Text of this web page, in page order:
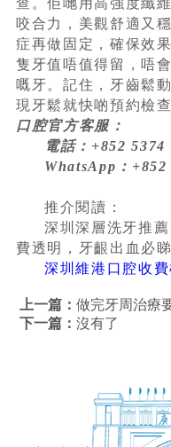
咬合力，美觀舒適又
症再做固定，確保效
隻牙值唔值得留，唔
嘅牙。記住，牙齒鬆
現牙鬆就快啲預約檢
口腔官方客服：
電話：+852
WhatsApp：
推介閱讀：
深圳深層洗牙推
費透明，牙齦出血必
深圳維港口腔收
上一篇：做完牙周治療要幾
下一篇：沒有了